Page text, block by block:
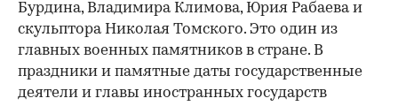
Бурдина, Владимира Климова, Юрия Рабаева и
скульптора Николая Томского. Это один из
главных военных памятников в стране. В
праздники и памятные даты государственные
деятели и главы иностранных государств